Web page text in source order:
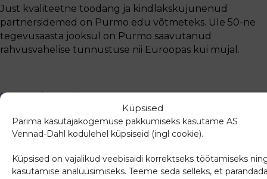
Küpsised
Parima kasutajakogemuse pakkumiseks kasutame AS
Vennad-Dahl kodulehel küpsiseid (ingl cookie).
Küpsised on vajalikud veebisaidi korrektseks töötamiseks
kasutamise analüüsimiseks. Teeme seda selleks, et
Just kvaliteetne toodang ja kindlakskujunenud
partnersidemed on Purmo edu võtmeteks. Üle 50-ne
tegevusaasta jooksul on Purmo saavutanud
rahvusvahelise tunnustuse nii Euroopas kui mujal.
Sarnased tooted